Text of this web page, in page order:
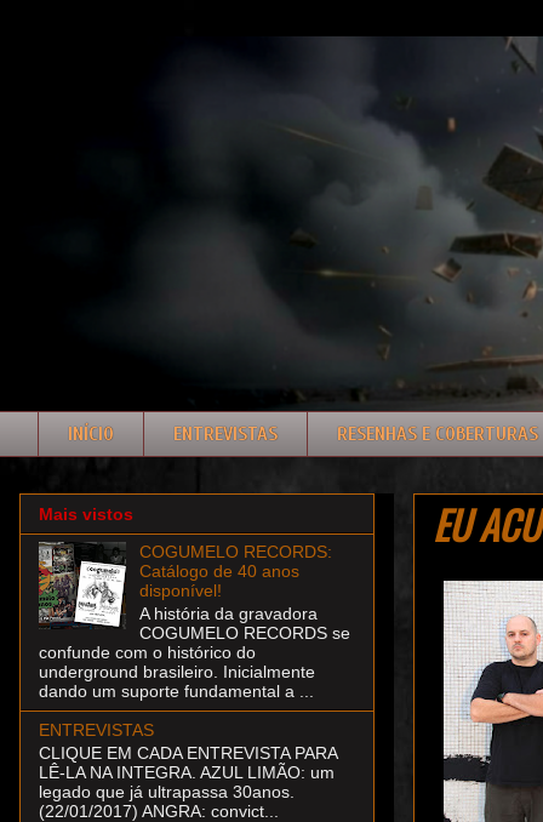
INÍCIO ENTREVISTAS RESENHAS E COBERTURAS
EU
Mais vistos
COGUMELO RECORDS:
Catálogo de 40 anos
disponível!
A história da gravadora
COGUMELO RECORDS se
confunde com o histórico do
underground brasileiro. Inicialmente
dando um suporte fundamental a ...
ENTREVISTAS
CLIQUE EM CADA ENTREVISTA PARA
LÊ-LA NA INTEGRA. AZUL LIMÃO: um
legado que já ultrapassa 30anos.
(22/01/2017) ANGRA: convict...